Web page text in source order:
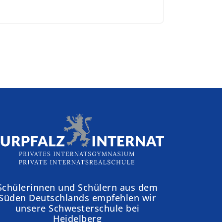
und Schülern aus dem
Deutschlands empfehlen wir
unsere Schwesterschule bei
Heidelberg